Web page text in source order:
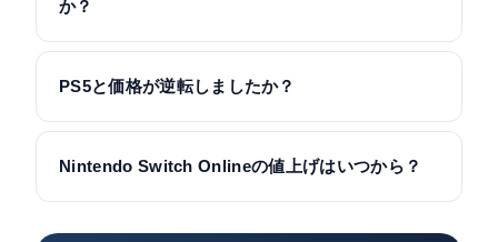
か？
PS5と価格が逆転しましたか？
Nintendo Switch Onlineの値上げはいつから？